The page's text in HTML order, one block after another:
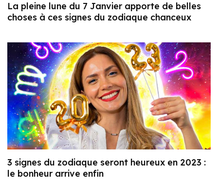
La pleine lune du 7 Janvier apporte de belles
choses à ces signes du zodiaque chanceux
3 signes du zodiaque seront heureux en 2023 :
le bonheur arrive enfin